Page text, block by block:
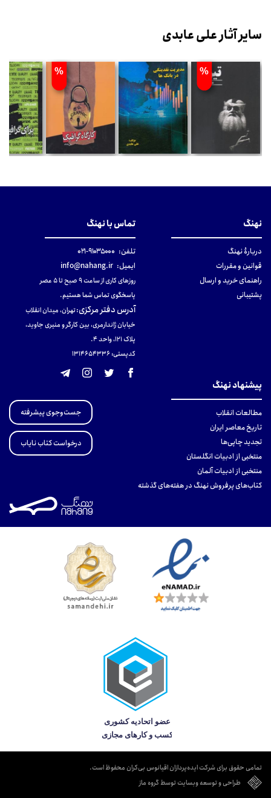
سایر آثار علی عابدی
%
%
نهنگ
دربارهٔ نهنگ
قوانین و مقررات
راهنمای خرید و ارسال
پشتیبانی
تماس با نهنگ
تلفن: ۹۱۰۳۵۰۰۰-۰۲۱
ایمیل: info@nahang.ir
روزهای کاری از ساعت ۹ صبح تا ۵ عصر
پاسخگوی تماس شما هستیم.
آدرس دفتر مرکزی:تهران، میدان انقلاب
خیابان ژاندارمری، بین کارگر و منیری جاوید،
پلاک 121، واحد ۴.
کدپستی: 131465433۶
پیشنهاد نهنگ
مطالعات انقلاب
تاریخ معاصر ایران
تجدید چاپی‌ها
منتخبی از ادبیات انگلستان
منتخبی از ادبیات آلمان
کتاب‌های پرفروش نهنگ در هفته‌های گذشته
جست‌وجوی پیشرفته
درخواست کتاب نایاب
تمامی حقوق برای شرکت ایده‌پردازان اقیانوس بی‌کران محفوظ است.
طراحی و توسعه وبسایت توسط گروه ماز